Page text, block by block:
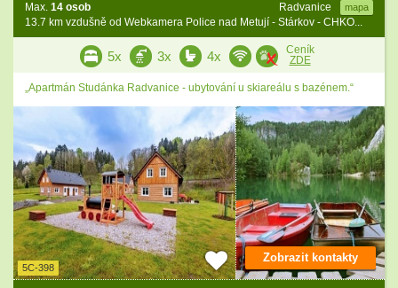
Radvanice mapa
Max. 14 osob
13.7 km vzdušně od Webkamera Police nad Metují - Stárkov - CHKO...
5x 3x 4x
Ceník
ZDE
„Apartmán Studánka Radvanice - ubytování u skiareálu s bazénem.“
5C-398
Zobrazit kontakty